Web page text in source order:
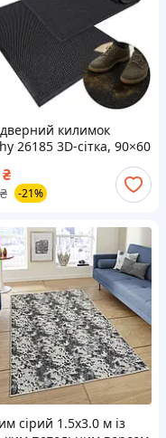
килимок
26185 3D-сітка, 90×60
₴
₴ -21%
сірий 1.5х3.0 м із